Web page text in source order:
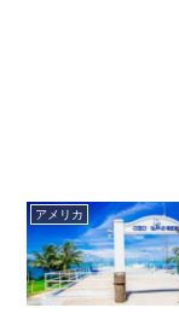
アメリカ